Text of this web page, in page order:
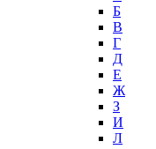
Б
В
Г
Д
Е
Ж
З
И
Л